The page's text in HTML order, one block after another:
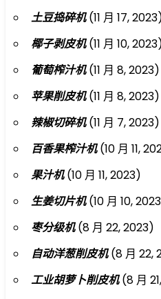
土豆捣碎机 (11 月 17,
椰子剥皮机 (11 月 10,
葡萄榨汁机 (11 月 8, 2023)
苹果削皮机 (11 月 8, 2023)
辣椒切碎机 (11 月 7, 2023)
百香果榨汁机 (10 月 11,
果汁机 (10 月 11, 2023)
生姜切片机 (10 月 10,
枣分级机 (8 月 22, 2023)
自动洋葱削皮机 (8 月 22,
工业胡萝卜削皮机 (8 月